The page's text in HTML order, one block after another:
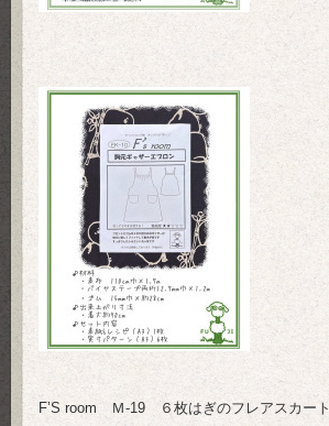
F’S room Ｍ-19 ６枚はぎのフレアスカート